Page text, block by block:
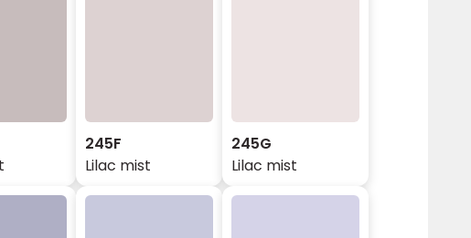
245F
Lilac mist
245G
Lilac mist